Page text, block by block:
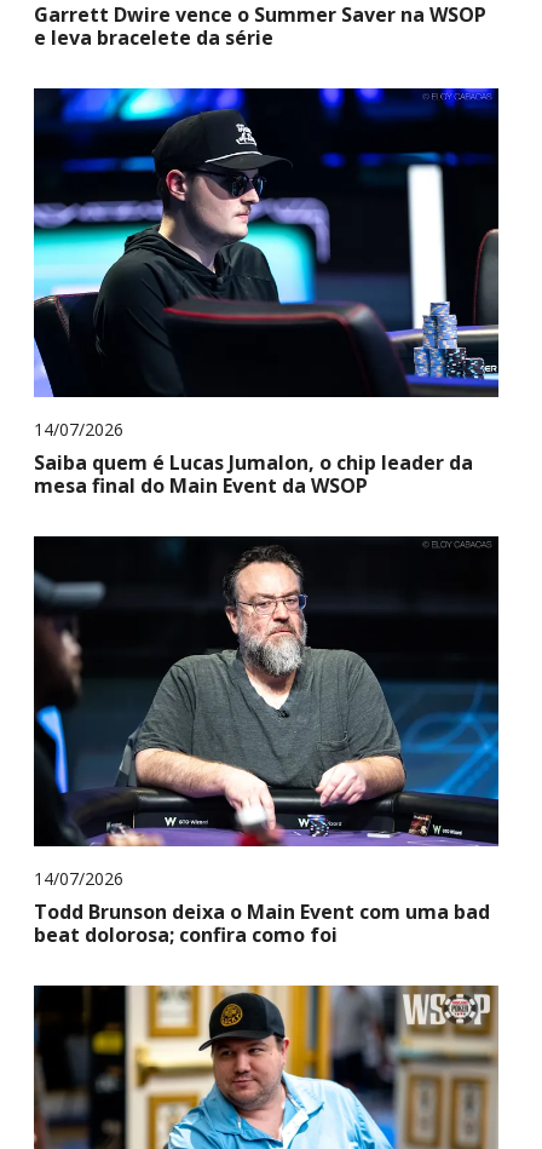
Garrett Dwire vence o Summer Saver na WSOP
e leva bracelete da série
14/07/2026
Saiba quem é Lucas Jumalon, o chip leader da
mesa final do Main Event da WSOP
14/07/2026
Todd Brunson deixa o Main Event com uma bad
beat dolorosa; confira como foi